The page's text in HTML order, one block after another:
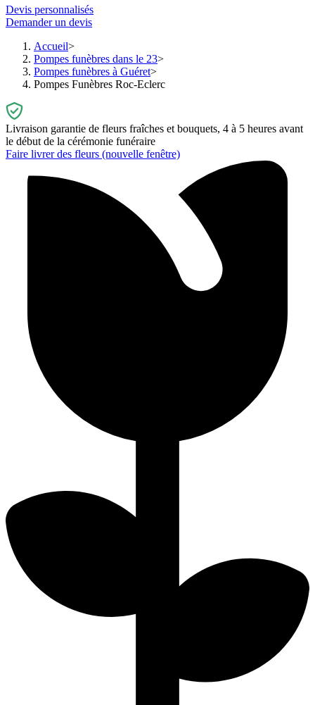
Devis personnalisés
Demander un devis
Accueil
Pompes funèbres dans le 23
Pompes funèbres à Guéret
Pompes Funèbres Roc-Eclerc
Livraison garantie de fleurs fraîches et bouquets, 4 à 5 heures avant
le début de la cérémonie funéraire
Faire livrer des fleurs (nouvelle fenêtre)